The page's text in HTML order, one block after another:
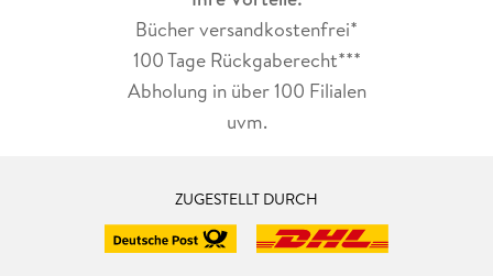
Bücher versandkostenfrei*
100 Tage Rückgaberecht***
Abholung in über 100 Filialen
uvm.
ZUGESTELLT DURCH